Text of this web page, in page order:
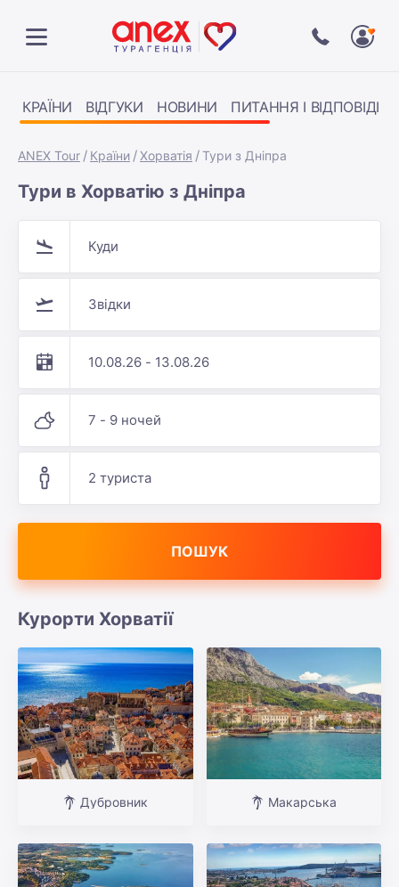
КРАЇНИ ВІДГУКИ НОВИНИ ПИТАННЯ І ВІДПОВІДІ
ANEX Tour Країни Хорватія Тури з Дніпра
Тури в Хорватію з Дніпра
Куди
Звідки
10.08.26 - 13.08.26
7 - 9 ночей
2 туриста
ПОШУК
Курорти Хорватії
Дубровник Макарська